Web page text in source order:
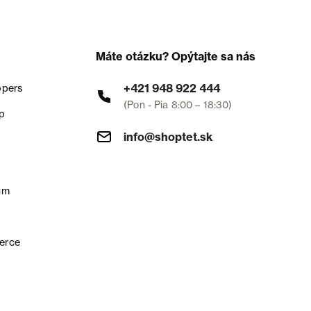
Máte otázku? Opýtajte sa nás
+421 948 922 444
(Pon - Pia 8:00 – 18:30)
info@shoptet.sk